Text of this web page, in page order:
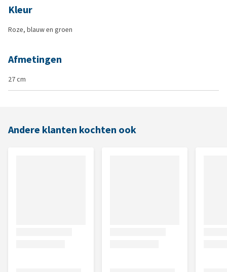
Kleur
Roze, blauw en groen
Afmetingen
27 cm
Andere klanten kochten ook